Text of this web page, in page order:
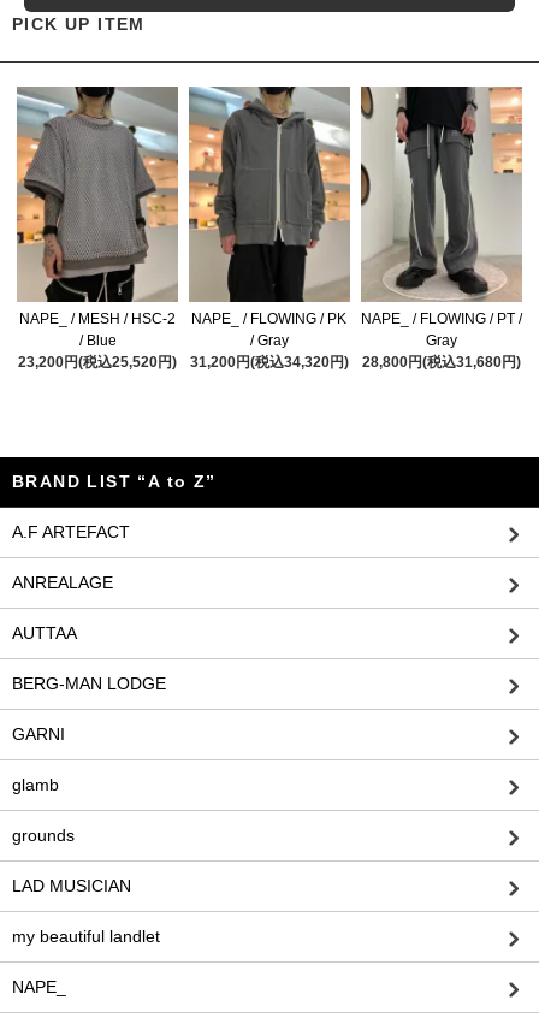
PICK UP ITEM
NAPE_ / MESH / HSC-2
/ Blue
23,200円(税込25,520円)
NAPE_ / FLOWING / PK
/ Gray
31,200円(税込34,320円)
NAPE_ / FLOWING / PT /
Gray
28,800円(税込31,680円)
BRAND LIST “A to Z”
A.F ARTEFACT
ANREALAGE
AUTTAA
BERG-MAN LODGE
GARNI
glamb
grounds
LAD MUSICIAN
my beautiful landlet
NAPE_